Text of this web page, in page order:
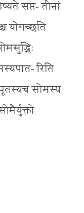
सप्त- तीनां
योगच्छति
रिति
सोमस्य